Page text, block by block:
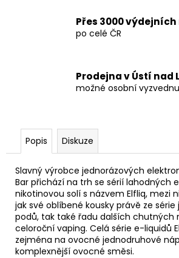
Přes 3000
po celé ČR
Prodejna v Ústí nad
možné osobní
Popis Diskuze
Slavný výrobce jednorázových
Bar přichází na trh se sérií lahodných
nikotinovou solí s názvem Elfliq, mezi
jak své oblíbené kousky právě ze
podů, tak také řadu dalších chutných
celoroční vaping. Celá série e-liquidů
zejména na ovocné jednodruhové
komplexnější ovocné směsi.